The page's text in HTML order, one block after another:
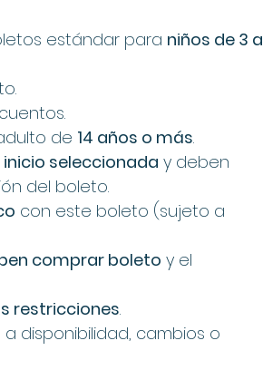
estándar para niños de 3 a
de 14 años o más.
seleccionada y deben
del boleto.
con este boleto (sujeto a
comprar boleto y el
restricciones.
disponibilidad, cambios o